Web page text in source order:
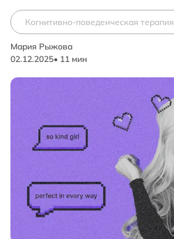
Мария Рыжова
02.12.2025• 11 мин
Когнитивно-поведенческая терапия